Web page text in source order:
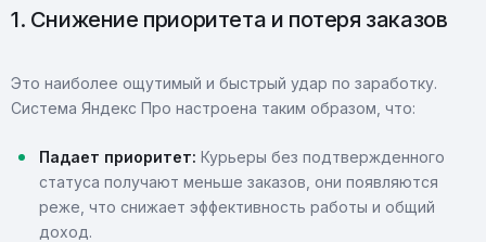
1. Снижение приоритета и потеря заказов
Это наиболее ощутимый и быстрый удар по заработку.
Система Яндекс Про настроена таким образом, что:
Падает приоритет: Курьеры без подтвержденного
статуса получают меньше заказов, они появляются
реже, что снижает эффективность работы и общий
доход.